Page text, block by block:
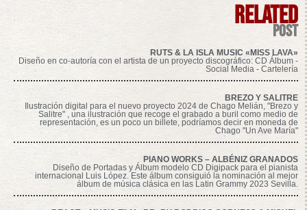
related
post
RUTS & LA ISLA MUSIC «MISS LAVA»
Diseño en co-autoría con el artista de un proyecto discográfico: CD Álbum -
Social Media - Cartelería
BREZO Y SALITRE
Ilustración digital para el nuevo proyecto 2024 de Chago Melián, "Brezo y
Salitre" , una ilustración que recoge el grabado a buril como medio de
representación, es un poco un billete, podríamos decir en moneda de
Chago "Un Ave María"
PIANO WORKS – ALBÉNIZ GRANADOS
Diseño de Portadas y Álbum modelo CD Digipack para el pianista
internacional Luis López. Este álbum consiguió la nominación al mejor
álbum de música clásica en las Latin Grammy 2023 Sevilla.